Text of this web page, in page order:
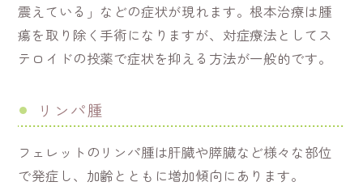
震えている」などの症状が現れます。根本治療は腫
瘍を取り除く手術になりますが、対症療法としてス
テロイドの投薬で症状を抑える方法が一般的です。
リンパ腫
フェレットのリンパ腫は肝臓や膵臓など様々な部位
で発症し、加齢とともに増加傾向にあります。